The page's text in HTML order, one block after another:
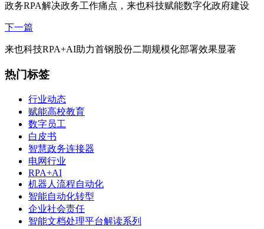
政务RPA解决政务工作痛点，来也科技赋能数字化政府建设
下一篇
来也科技RPA+AI助力首钢股份二期规模化部署效果显著
热门标签
行业动态
赋能高校教育
数字员工
白皮书
智慧政务连接器
电网行业
RPA+AI
机器人流程自动化
智能自动化转型
企业社会责任
智能文档处理平台解读系列